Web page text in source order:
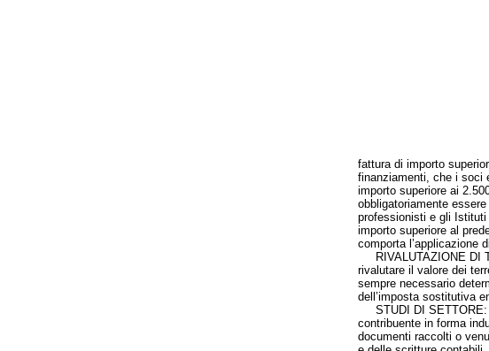
fattura di importo
finanziamenti, che i soci
importo superiore ai
obbligatoriamente
professionisti e gli Istituti
importo superiore al
comporta l’applicazione
RIVALUTAZIONE DI
rivalutare il valore dei
sempre necessario
dell’imposta sostitutiva
STUDI DI SETTORE:
contribuente in forma
documenti raccolti o